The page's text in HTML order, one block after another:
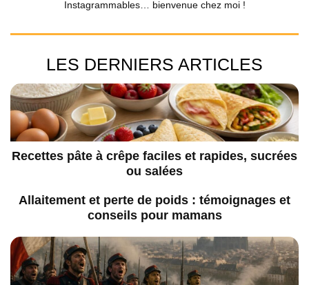
Instagrammables… bienvenue chez moi !
LES DERNIERS ARTICLES
Recettes pâte à crêpe faciles et rapides, sucrées
ou salées
Allaitement et perte de poids : témoignages et
conseils pour mamans